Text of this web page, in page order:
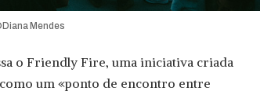
Mendes
o Friendly Fire, uma iniciativa criada
um «ponto de encontro entre